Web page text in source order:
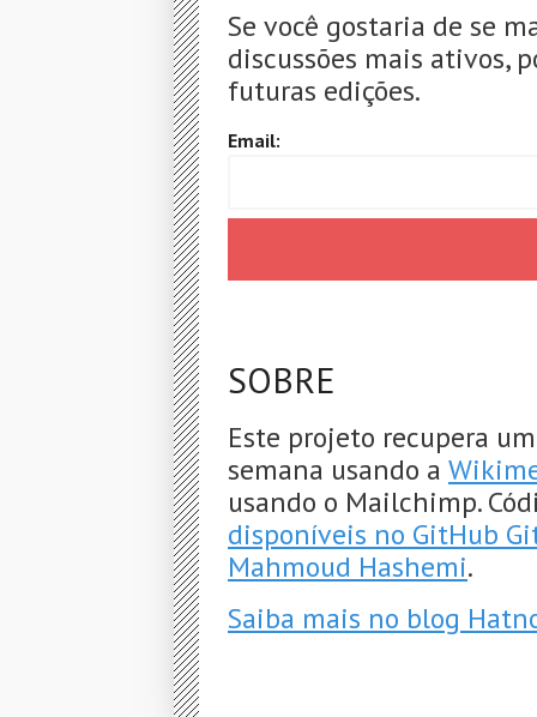
Se você gostaria de se
discussões mais ativos,
futuras edições.
Email:
SOBRE
Este projeto recupera
semana usando a
usando o Mailchimp.
disponíveis no GitHub
Mahmoud Hashemi.
Saiba mais no blog